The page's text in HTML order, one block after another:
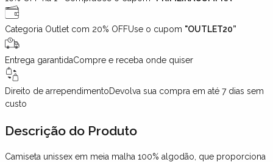
Categoria Outlet com 20% OFFUse o cupom "OUTLET20”
Entrega garantidaCompre e receba onde quiser
Direito de arrependimentoDevolva sua compra em até 7 dias sem
custo
Descrição do Produto
Camiseta unissex em meia malha 100% algodão, que proporciona